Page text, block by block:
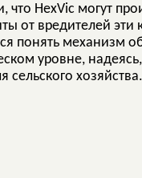
HexVic могут
от вредителей
понять механизм
уровне,
сельского хозяйства.